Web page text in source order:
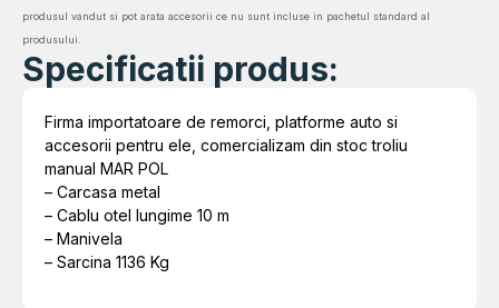
produsul vandut si pot arata accesorii ce nu sunt incluse in pachetul standard al
produsului.
Specificatii produs:
Firma importatoare de remorci, platforme auto si
accesorii pentru ele, comercializam din stoc troliu
manual MAR POL
– Carcasa metal
– Cablu otel lungime 10 m
– Manivela
– Sarcina 1136 Kg